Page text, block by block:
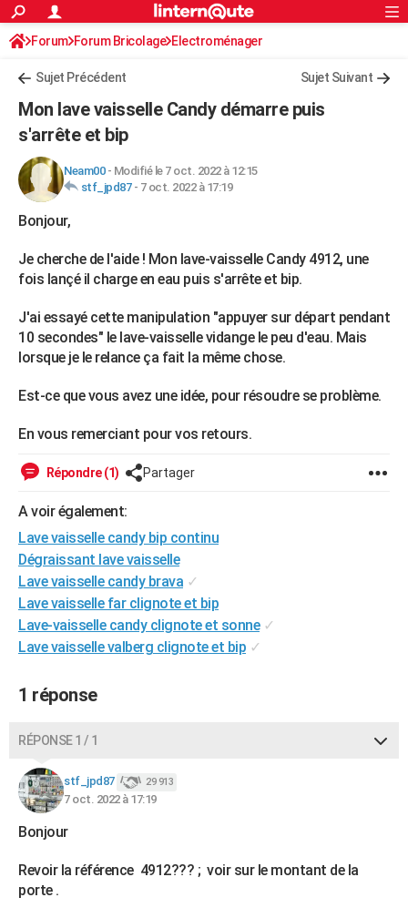
ACTUALITÉS
Politique
Société
Faits Divers
Education
Monde
Villes
+
Programme TV
Streaming
Cinéma
Sorties cinéma
Musique
FINANCE
Retraite
Impôts
Epargne
Immobilier
Risques naturels par ville
Banque
Assurance
Crédit
AUTO
Essais
Réserver un essai
Citadines
Berlines
SUV
Forum auto
HIGH-TECH
Forum
Aménagement intérieur
Extérieur
Cuisine
Salle de bains
Jardinage
Rangement
WEEK-END
Guides de France
Escapades
Patrimoine
Expositions
Musées
Week-end nature
LIFESTYLE
Art de vivre
Bien-être
Loisirs
Mode
Modes de vie
SANTE
Alimentation
Guide de la santé
Maladies
Médicaments
Sommeil
VOYAGE
Destinations
City break
Voyage nature
Voyage de noces
Forum
Climat
+PHOTO
GUIDES D'ACHAT
BONS PLANS
CARTE DE VOEUX
Carte de Noël
Carte Bonne année
Carte Saint-Valentin
Carte Pâques
Carte d'anniversaire
DICTIONNAIRE
Dictionnaire
Biographies
Citations
Expressions
Proverbes
PROGRAMME TV
COPAINS D'AVANT
AVIS DE DÉCÈS
S'inscrire
Connexion
Forum Forum Bricolage Electroménager
Sujet Précédent Sujet Suivant
Mon lave vaisselle Candy démarre puis
s'arrête et bip
Neam00- Modifié le 7 oct. 2022 à 12:15
stf_jpd87- 7 oct. 2022 à 17:19
Bonjour,
Je cherche de l'aide ! Mon lave-vaisselle Candy 4912, une
fois lançé il charge en eau puis s'arrête et bip.
J'ai essayé cette manipulation "appuyer sur départ pendant
10 secondes" le lave-vaisselle vidange le peu d'eau. Mais
lorsque je le relance ça fait la même chose.
Est-ce que vous avez une idée, pour résoudre se problème.
En vous remerciant pour vos retours.
Répondre (1) Partager
A voir également:
Lave vaisselle candy bip continu
Dégraissant lave vaisselle
Lave vaisselle candy brava ✓
Lave vaisselle far clignote et bip
Lave-vaisselle candy clignote et sonne ✓
Lave vaisselle valberg clignote et bip ✓
1 réponse
RÉPONSE 1 / 1
stf_jpd87 29 913
7 oct. 2022 à 17:19
Bonjour
Revoir la référence 4912??? ; voir sur le montant de la
porte .